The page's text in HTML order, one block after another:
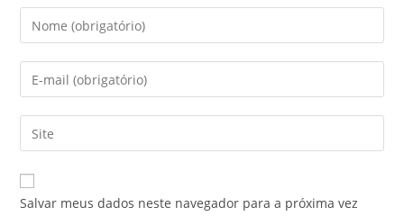
Digite
seu
nome
ou
de
usuário
para
comentar
Digite
seu
endereço
de
mail
para
Digite
o
URL
do
Salvar meus dados neste navegador para a próxima vez